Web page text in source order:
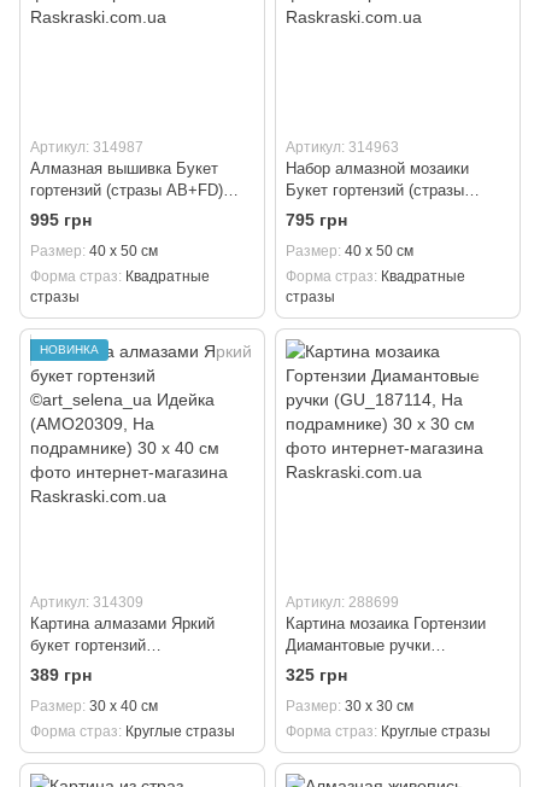
Артикул: 314987
Алмазная вышивка Букет
гортензий (стразы AB+FD)
АлМазка (PАлМ-341, На
подрамнике) 40 х 50 см
995 грн
Размер 40 х 50 см
Форма страз
Квадратные
стразы
Артикул: 314963
Набор алмазной мозаики
Букет гортензий (стразы
AB+FD) АлМазка (АлМ-341,
Без подрамника) 40 х 50 см
795 грн
Размер 40 х 50 см
Форма страз
Квадратные
стразы
НОВИНКА
Артикул: 314309
Картина алмазами Яркий
букет гортензий
©art_selena_ua Идейка
(AMO20309, На подрамнике)
30 х 40 см
389 грн
Размер 30 х 40 см
Форма страз
Круглые стразы
Артикул: 288699
Картина мозаика Гортензии
Диамантовые ручки
(GU_187114, На подрамнике)
30 х 30 см
325 грн
Размер 30 х 30 см
Форма страз
Круглые стразы